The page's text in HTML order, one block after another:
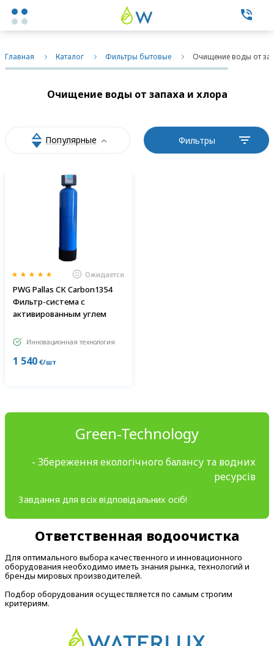
Каталог товаров
Экспертные услуги
Фильтры бытовые
Главная Каталог Фильтры бытовые Очищение воды от
Очищение воды от запаха и хлора
Фильтры
Популярные
Ожидается
PWG Pallas СК Carbon1354
Фильтр-система с
активированным углем
Инновационная технология
1 540€/шт
Green-Technology
- Збереження екологічного балансу та водних
ресурсів
Завдання для всіх відповідальних осіб!
Ответственная водоочистка
Для оптимального выбора качественного и инновационного
оборудования необходимо иметь знания рынка, технологий и
бренды мировых производителей.
Подбор оборудования осуществляется по самым строгим
критериям.